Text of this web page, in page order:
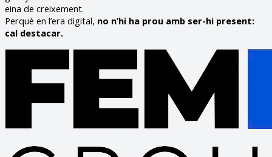
eina de creixement.
Perquè en l’era digital, no n’hi ha prou amb ser-hi present:
cal destacar.